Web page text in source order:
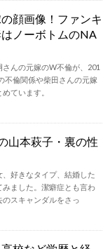
顔画像！ファンキ
ノーボトムのNA
んの元嫁のW不倫が、201
不倫関係や柴田さんの元嫁
ています。
山本萩子・裏の性
好きなタイプ、結婚した
ました。潔癖症とも言わ
スキャンダルをさっ